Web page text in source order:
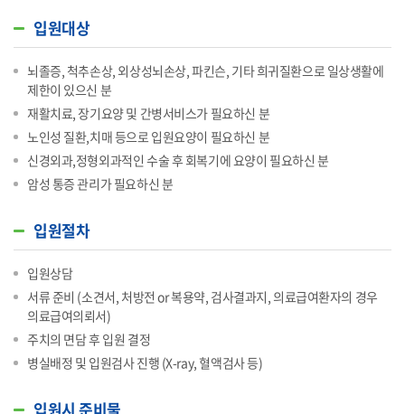
입원대상
뇌졸증, 척추손상, 외상성뇌손상, 파킨슨, 기타 희귀질환으로 일상생활에
제한이 있으신 분
재활치료, 장기요양 및 간병서비스가 필요하신 분
노인성 질환,치매 등으로 입원요양이 필요하신 분
신경외과,정형외과적인 수술 후 회복기에 요양이 필요하신 분
암성 통증 관리가 필요하신 분
입원절차
입원상담
서류 준비 (소견서, 처방전 or 복용약, 검사결과지, 의료급여환자의 경우
의료급여의뢰서)
주치의 면담 후 입원 결정
병실배정 및 입원검사 진행 (X-ray, 혈액검사 등)
입원시 준비물